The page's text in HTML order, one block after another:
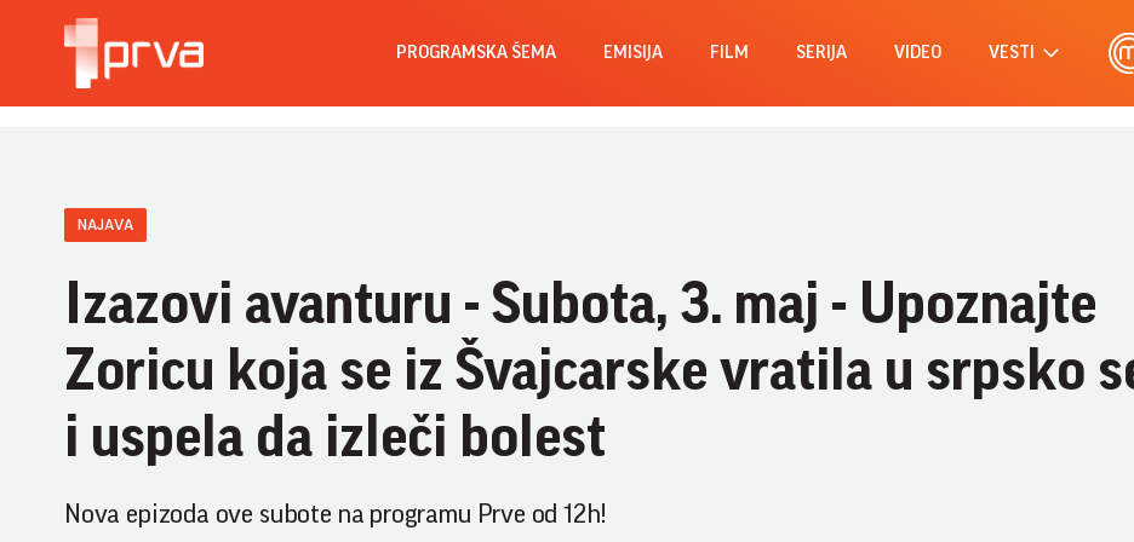
PROGRAMSKA ŠEMA EMISIJA FILM SERIJA VIDEO VESTI
NAJAVA
Izazovi avanturu - Subota, 3. maj - Upoznajte
Zoricu koja se iz Švajcarske vratila u srpsko
i uspela da izleči bolest
Nova epizoda ove subote na programu Prve od 12h!